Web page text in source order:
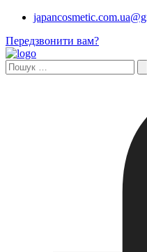
Передзвонити вам?